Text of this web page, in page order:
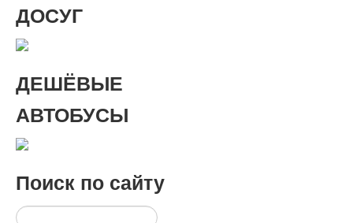
ДОСУГ
ДЕШЁВЫЕ
АВТОБУСЫ
Поиск по сайту